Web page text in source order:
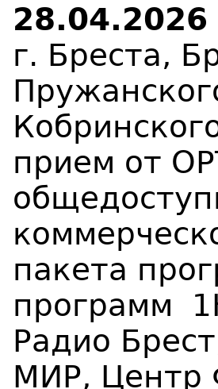
г. Бреста,
прием от
пакета
программ
Радио
МИР, Центр